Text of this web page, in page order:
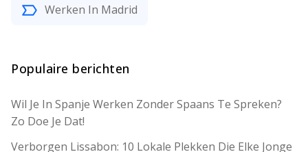
Werken In Madrid
Populaire berichten
Wil Je In Spanje Werken Zonder Spaans Te Spreken?
Zo Doe Je Dat!
Verborgen Lissabon: 10 Lokale Plekken Die Elke Jonge